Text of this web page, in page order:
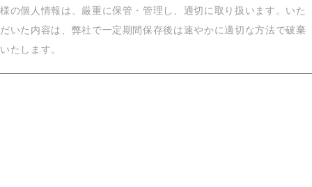
様の個人情報は、厳重に保管・管理し、適切に取り扱います。いた
だいた内容は、弊社で一定期間保存後は速やかに適切な方法で破棄
いたします。